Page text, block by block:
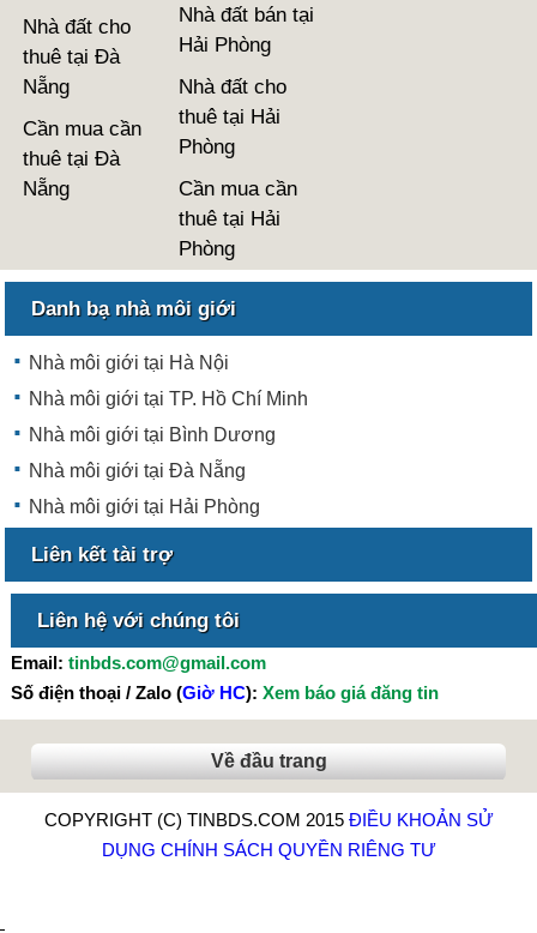
Nhà đất cho
thuê tại Đà
Nẵng
Cần mua cần
thuê tại Đà
Nẵng
Nhà đất bán tại
Hải Phòng
Nhà đất cho
thuê tại Hải
Phòng
Cần mua cần
thuê tại Hải
Phòng
Danh bạ nhà môi giới
Nhà môi giới tại Hà Nội
Nhà môi giới tại TP. Hồ Chí Minh
Nhà môi giới tại Bình Dương
Nhà môi giới tại Đà Nẵng
Nhà môi giới tại Hải Phòng
Liên kết tài trợ
Liên hệ với chúng tôi
Email: tinbds.com@gmail.com
Số điện thoại / Zalo (Giờ HC): Xem báo giá đăng tin
Về đầu trang
COPYRIGHT (C) TINBDS.COM 2015 ĐIỀU KHOẢN SỬ
DỤNG CHÍNH SÁCH QUYỀN RIÊNG TƯ